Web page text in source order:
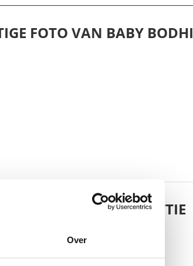
Over
FOTO VAN BABY BODHI
DOCHTERTJE SCOTTIE